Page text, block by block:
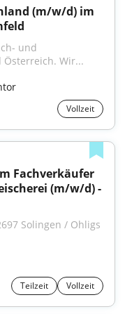
und
Wir...
Vollzeit
Fachverkäufer
(m/w/d) -
Solingen / Ohligs
Teilzeit Vollzeit